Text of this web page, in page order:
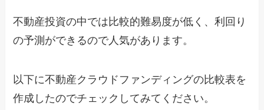
不動産投資の中では比較的難易度が低く、利回り
の予測ができるので人気があります。
以下に不動産クラウドファンディングの比較表を
作成したのでチェックしてみてください。